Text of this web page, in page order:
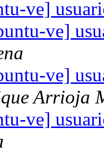
ve]
ve]
ve]
Arrioja
ve]